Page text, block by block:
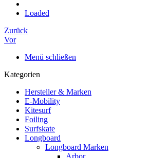
Loaded
Zurück
Vor
Menü schließen
Kategorien
Hersteller & Marken
E-Mobility
Kitesurf
Foiling
Surfskate
Longboard
Longboard Marken
Arbor